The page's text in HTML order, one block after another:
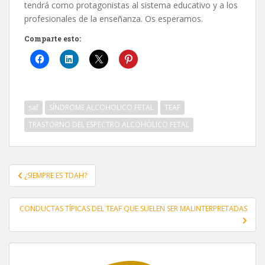
tendrá como protagonistas al sistema educativo y a los
profesionales de la enseñanza. Os esperamos.
Comparte esto:
saf SÍNDROME ALCOHOLICO FETAL
TEAF
TRASTORNO DEL ESPECTRO ALCOHÓLICO FETAL
Navegación
de
entradas
¿SIEMPRE ES TDAH?
CONDUCTAS TÍPICAS DEL TEAF QUE SUELEN SER MALINTERPRETADAS